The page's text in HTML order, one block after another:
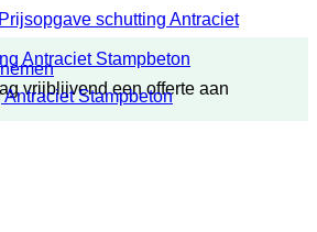
vrijblijvend een offerte aan
Stampbeton